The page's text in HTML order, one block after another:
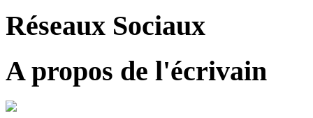
Réseaux Sociaux
A propos de l'écrivain